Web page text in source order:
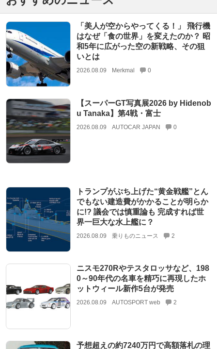
「美人が空からやってくる！」 飛行機
はなぜ「食の世界」を変えたのか？ 昭
和5年に広がった空の新戦略、その狙
いとは
2026.08.09 Merkmal 0
【スーパーGT写真展2026 by Hidenob
u Tanaka】第4戦・富士
2026.08.09 AUTOCAR JAPAN 0
トランプがぶち上げた“黄金戦艦”とん
でもない建造費がかかることが明らか
に!? 議会では慎重論も 完成すれば世
界一巨大な水上艦に？
2026.08.09 乗りものニュース 2
ニスモ270Rやテスタロッサなど、198
0～90年代の名車を精巧に再現したホ
ットウィール新作5台が発売
2026.08.09 AUTOSPORT web 2
予想超えの約7240万円で高額落札の理